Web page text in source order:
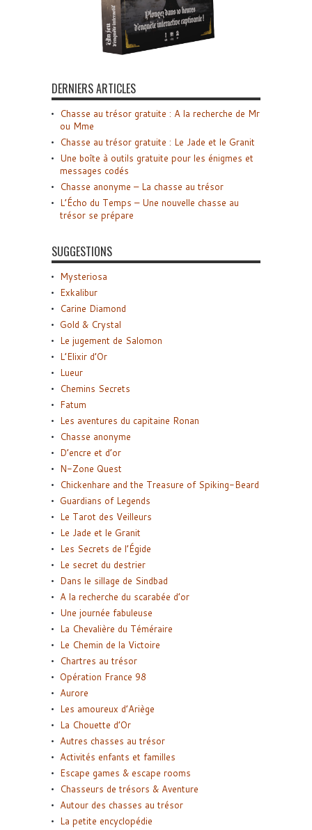
DERNIERS ARTICLES
Chasse au trésor gratuite : A la recherche de Mr
ou Mme
Chasse au trésor gratuite : Le Jade et le Granit
Une boîte à outils gratuite pour les énigmes et
messages codés
Chasse anonyme – La chasse au trésor
L’Écho du Temps – Une nouvelle chasse au
trésor se prépare
SUGGESTIONS
Mysteriosa
Exkalibur
Carine Diamond
Gold & Crystal
Le jugement de Salomon
L’Elixir d’Or
Lueur
Chemins Secrets
Fatum
Les aventures du capitaine Ronan
Chasse anonyme
D’encre et d’or
N-Zone Quest
Chickenhare and the Treasure of Spiking-Beard
Guardians of Legends
Le Tarot des Veilleurs
Le Jade et le Granit
Les Secrets de l’Égide
Le secret du destrier
Dans le sillage de Sindbad
A la recherche du scarabée d’or
Une journée fabuleuse
La Chevalière du Téméraire
Le Chemin de la Victoire
Chartres au trésor
Opération France 98
Aurore
Les amoureux d’Ariège
La Chouette d’Or
Autres chasses au trésor
Activités enfants et familles
Escape games & escape rooms
Chasseurs de trésors & Aventure
Autour des chasses au trésor
La petite encyclopédie